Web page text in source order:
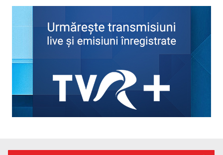
Echipele gazdă părăsesc Cupa Mondială în faza optimilor, în
timp ce Spania ...